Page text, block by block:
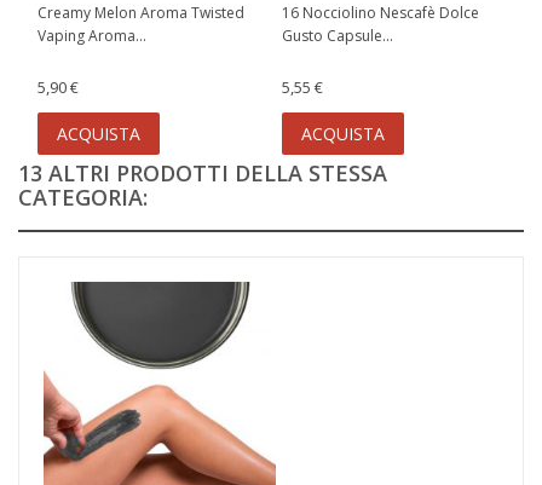
Creamy Melon Aroma Twisted
Vaping Aroma...
5,90 €
ACQUISTA
16 Nocciolino Nescafè Dolce
Gusto Capsule...
5,55 €
ACQUISTA
13 ALTRI PRODOTTI DELLA STESSA
CATEGORIA: